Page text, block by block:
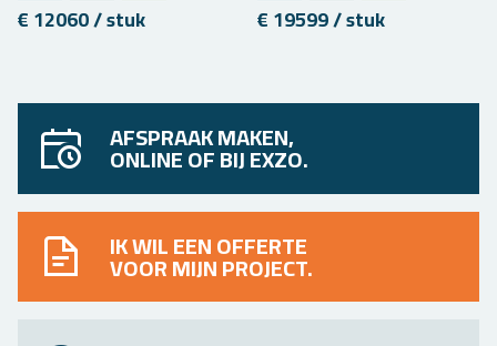
€ 12060 / stuk € 19599 / stuk
AFSPRAAK MAKEN,
ONLINE OF BIJ EXZO.
IK WIL EEN OFFERTE
VOOR MIJN PROJECT.